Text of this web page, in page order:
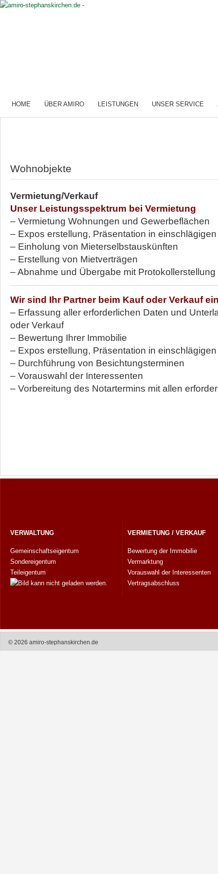
HOME ÜBER AMIRO LEISTUNGEN UNSER SERVICE
Wohnobjekte
Vermietung/Verkauf
Unser Leistungsspektrum bei Vermietung
– Vermietung Wohnungen und Gewerbeflächen
– Expos erstellung, Präsentation in
– Einholung von Mieterselbstauskünften
– Erstellung von Mietverträgen
– Abnahme und Übergabe mit Protokollerstellung
Wir sind Ihr Partner beim Kauf oder Verkauf
– Erfassung aller erforderlichen Daten und
oder Verkauf
– Bewertung Ihrer Immobilie
– Expos erstellung, Präsentation in
– Durchführung von Besichtungsterminen
– Vorauswahl der Interessenten
– Vorbereitung des Notartermins mit allen
VERWALTUNG
Gemeinschaftseigentum
Sondereigentum
Teileigentum
VERMIETUNG / VERKAUF
Bewertung der Immobilie
Vermarktung
Vorauswahl der Interessenten
Vertragsabschluss
© 2026 amiro-stephanskirchen.de